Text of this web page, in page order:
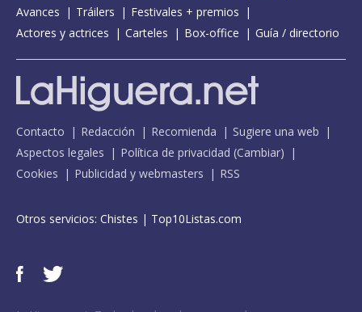
Avances
Tráilers
Festivales + premios
Actores y actrices
Carteles Box-office Guía / directorio
Contacto Redacción Recomienda
Sugiere una web
Aspectos legales
Política de privacidad (Cambiar)
Cookies
Publicidad y webmasters RSS
Otros servicios: Chistes | Top10Listas.com